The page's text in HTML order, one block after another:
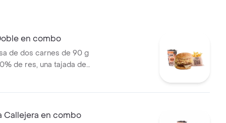
en combo
de dos carnes de 90 g
de res, una tajada de
papas callejera,
Callejera en combo